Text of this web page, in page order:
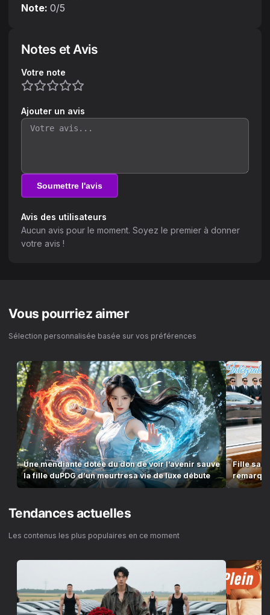
Note: 0/5
Notes et Avis
Votre note
Ajouter un avis
Soumettre l'avis
Avis des utilisateurs
Aucun avis pour le moment. Soyez le premier à donner
votre avis !
Vous pourriez aimer
Sélection personnalisée basée sur vos préférences
Une mendiante dotée du don de voir l’avenir sauve
la fille duPDG d’un meurtresa vie de luxe débute
Fille
!
Tendances actuelles
Les contenus les plus populaires en ce moment